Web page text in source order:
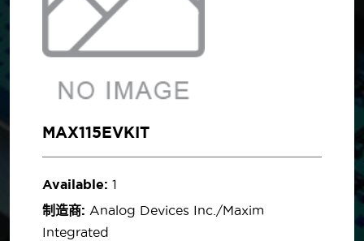
MAX115EVKIT
Available: 1
制造商: Analog Devices Inc./Maxim
Integrated